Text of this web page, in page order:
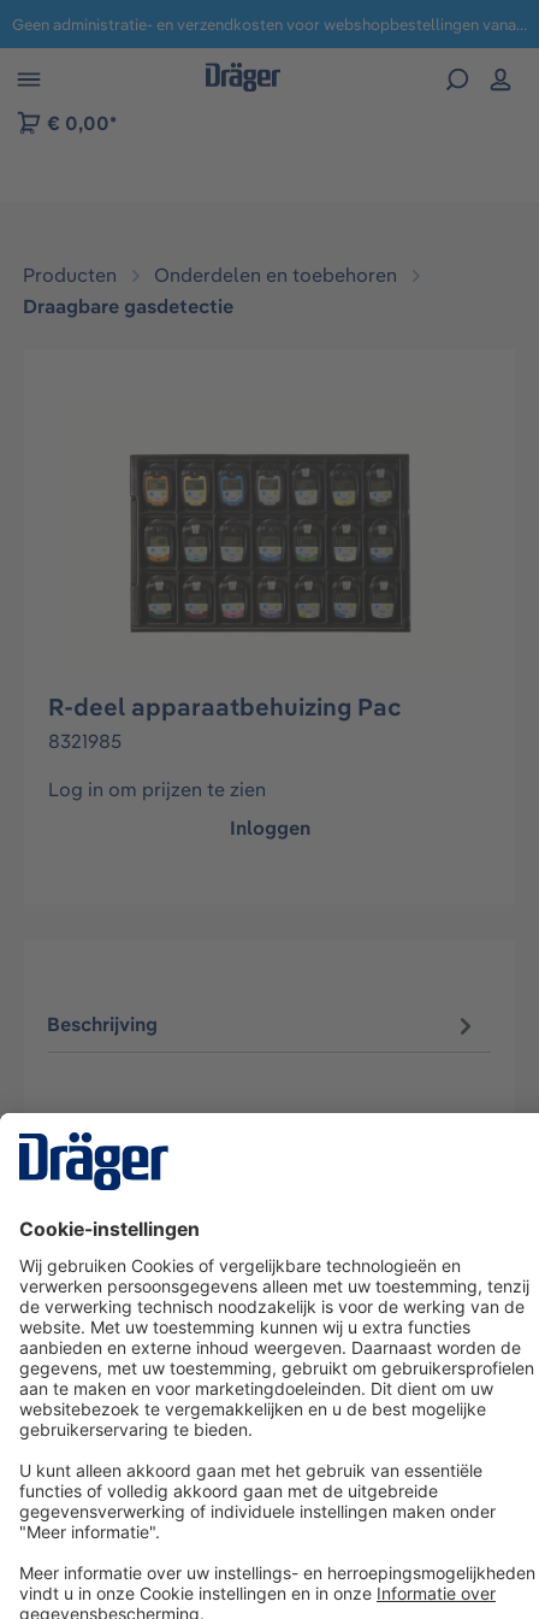
naar navigatie B2B-platform Geen administratie- en verzendkosten voor webshopbestellingen vanaf € 100,-.
€ 0,00*
Producten
Onderdelen en toebehoren
Draagbare gasdetectie
R-deel apparaatbehuizing Pac
8321985
Log in om prijzen te zien
Inloggen
Beschrijving
Dräger klantenservice
Over Dräger
Bestellen in onze webshop
Community